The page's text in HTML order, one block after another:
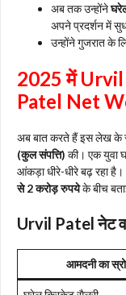
अब तक उन्होंने
अपने प्रदर्शन में
उन्होंने गुजरात के
2025 मेंUrvil
Patel Net
अब बात करते हैं इस लेख के
(कुल संपत्ति) की। एक युवा
आंकड़ा धीरे-धीरे बढ़ रहा
से 2 करोड़ रुपयेके बीच
Urvil Patel नेट
आमदनी का